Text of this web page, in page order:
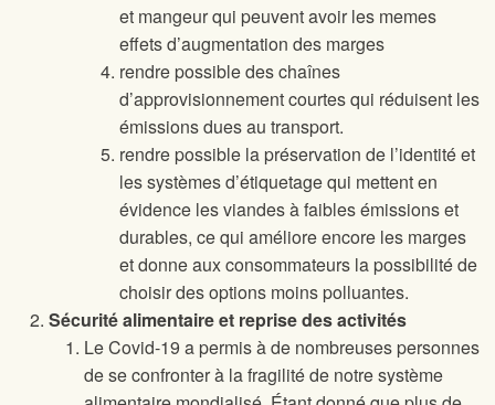
et mangeur qui peuvent avoir les memes
effets d’augmentation des marges
rendre possible des chaînes
d’approvisionnement courtes qui réduisent les
émissions dues au transport.
rendre possible la préservation de l’identité et
les systèmes d’étiquetage qui mettent en
évidence les viandes à faibles émissions et
durables, ce qui améliore encore les marges
et donne aux consommateurs la possibilité de
choisir des options moins polluantes.
Sécurité alimentaire et reprise des activités
Le Covid-19 a permis à de nombreuses personnes
de se confronter à la fragilité de notre système